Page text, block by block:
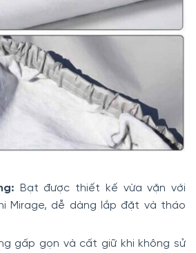
Bạt được thiết kế vừa vặn với
Mirage, dễ dàng lắp đặt và tháo
gấp gọn và cất giữ khi không sử